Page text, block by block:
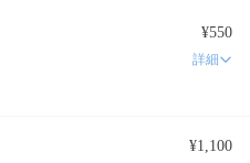
¥550
詳細
¥1,100